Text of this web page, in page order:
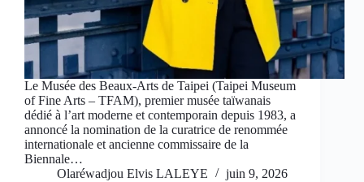
Le Musée des Beaux-Arts de Taipei (Taipei Museum
of Fine Arts – TFAM), premier musée taïwanais
dédié à l’art moderne et contemporain depuis 1983, a
annoncé la nomination de la curatrice de renommée
internationale et ancienne commissaire de la
Biennale…
Olaréwadjou Elvis LALEYE
juin 9, 2026